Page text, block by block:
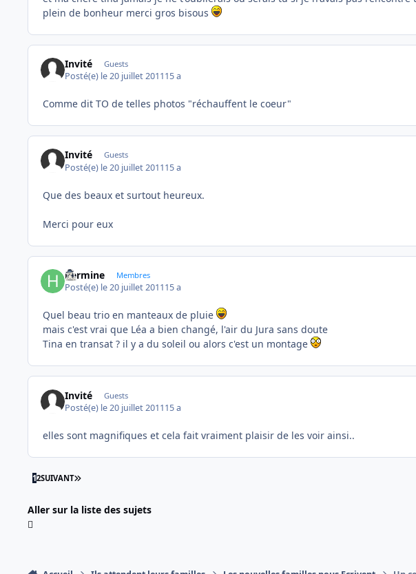
plein de bonheur merci gros bisous
Invité Guests
Posté(e) le 20 juillet 201115 a
Comme dit TO de telles photos "réchauffent le coeur"
Invité Guests
Posté(e) le 20 juillet 201115 a
Que des beaux et surtout heureux.
Merci pour eux
hermine Membres
Posté(e) le 20 juillet 201115 a
Quel beau trio en manteaux de pluie
mais c'est vrai que Léa a bien changé, l'air du Jura sans doute
Tina en transat ? il y a du soleil ou alors c'est un montage
Invité Guests
Posté(e) le 20 juillet 201115 a
elles sont magnifiques et cela fait vraiment plaisir de les voir ainsi..
12SUIVANT DERNIÈRE PAGE
Aller sur la liste des sujets